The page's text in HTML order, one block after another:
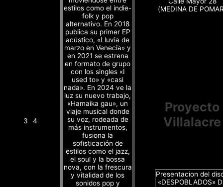
3 4
estilos como el indie-
folk y pop
alternativo. En 2018
publica su primer EP
acústico, «Lluvia de
marzo en Venecia» y
en 2021 se estrena
en formato de grupo
con los singles «I
used to» y «casi
nada». En 2024 ve la
luz su nuevo trabajo,
«Hamaika gau», un
viaje musical donde
su voz, rodeada de
más instrumentos,
fusiona la
sofisticación de
estilos como el jazz,
el soul y la bossa
nova, con la frescura
y vitalidad de los
sonidos pop y
(MEDINA DE
Proyecto
Villalacre
Presentacion del
«DESPOBLADOS»